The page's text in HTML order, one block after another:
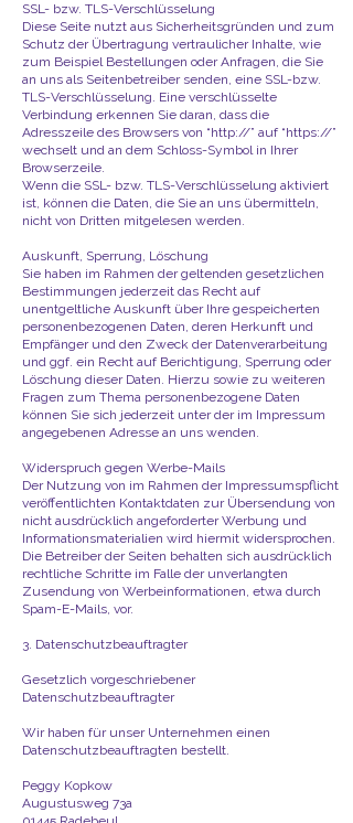
SSL- bzw. TLS-Verschlüsselung
Diese Seite nutzt aus Sicherheitsgründen und zum
Schutz der Übertragung vertraulicher Inhalte, wie
zum Beispiel Bestellungen oder Anfragen, die Sie
an uns als Seitenbetreiber senden, eine SSL-bzw.
TLS-Verschlüsselung. Eine verschlüsselte
Verbindung erkennen Sie daran, dass die
Adresszeile des Browsers von “http://” auf “https://”
wechselt und an dem Schloss-Symbol in Ihrer
Browserzeile.
Wenn die SSL- bzw. TLS-Verschlüsselung aktiviert
ist, können die Daten, die Sie an uns übermitteln,
nicht von Dritten mitgelesen werden.
Auskunft, Sperrung, Löschung
Sie haben im Rahmen der geltenden gesetzlichen
Bestimmungen jederzeit das Recht auf
unentgeltliche Auskunft über Ihre gespeicherten
personenbezogenen Daten, deren Herkunft und
Empfänger und den Zweck der Datenverarbeitung
und ggf. ein Recht auf Berichtigung, Sperrung oder
Löschung dieser Daten. Hierzu sowie zu weiteren
Fragen zum Thema personenbezogene Daten
können Sie sich jederzeit unter der im Impressum
angegebenen Adresse an uns wenden.
Widerspruch gegen Werbe-Mails
Der Nutzung von im Rahmen der Impressumspflicht
veröffentlichten Kontaktdaten zur Übersendung von
nicht ausdrücklich angeforderter Werbung und
Informationsmaterialien wird hiermit widersprochen.
Die Betreiber der Seiten behalten sich ausdrücklich
rechtliche Schritte im Falle der unverlangten
Zusendung von Werbeinformationen, etwa durch
Spam-E-Mails, vor.
3. Datenschutzbeauftragter
Gesetzlich vorgeschriebener
Datenschutzbeauftragter
Wir haben für unser Unternehmen einen
Datenschutzbeauftragten bestellt.
Peggy Kopkow
Augustusweg 73a